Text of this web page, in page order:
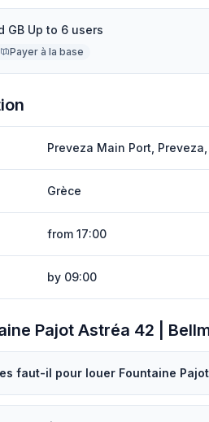
GB Up to 6 users
Payer à la base
Preveza Main Port,
Grèce
from 17:00
by 09:00
Pajot Astréa 42 |
faut-il pour louer Fountaine